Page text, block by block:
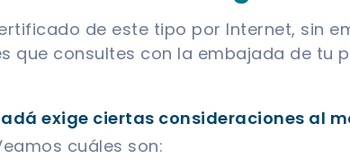
de este tipo por Internet, sin
que consultes con la embajada de tu
exige ciertas consideraciones al
cuáles son: